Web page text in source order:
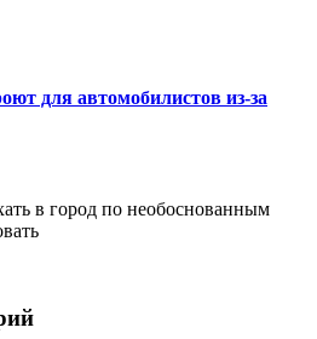
для автомобилистов из-за
в город по необоснованным